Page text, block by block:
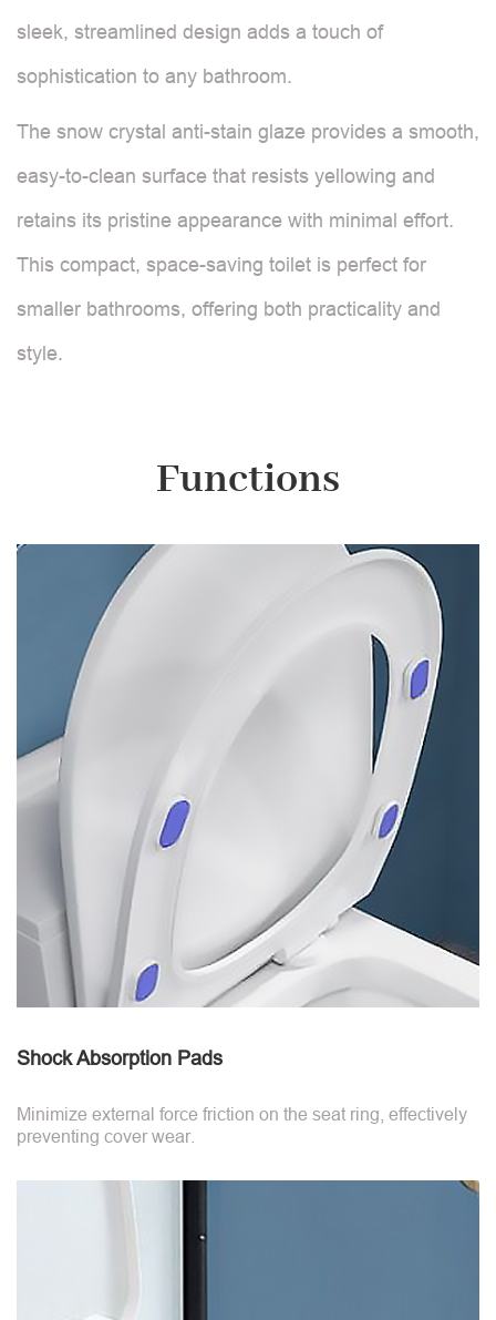
sleek, streamlined design adds a touch of
sophistication to any bathroom.
The snow crystal anti-stain glaze provides a smooth,
easy-to-clean surface that resists yellowing and
retains its pristine appearance with minimal effort.
This compact, space-saving toilet is perfect for
smaller bathrooms, offering both practicality and
style.
Functions
Shock Absorption Pads
Minimize external force friction on the seat ring, effectively
preventing cover wear.